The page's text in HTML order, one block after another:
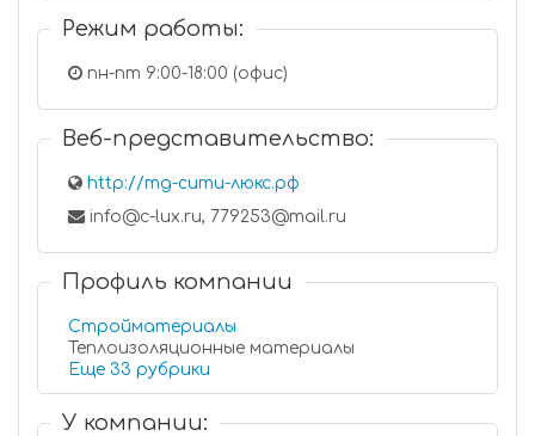
Режим работы:
пн-пт 9:00-18:00 (офис)
Веб-представительство:
http://тд-сити-люкс.рф
info@c-lux.ru, 779253@mail.ru
Профиль компании
Стройматериалы
Теплоизоляционные материалы
Еще 33 рубрики
У компании: